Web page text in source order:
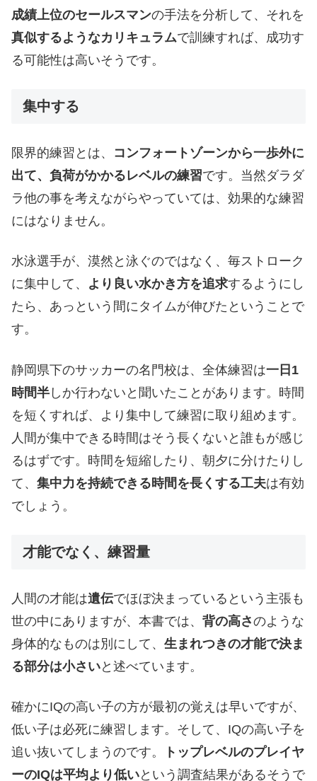
成績上位のセールスマンの手法を分析して、それを
真似するようなカリキュラムで訓練すれば、成功す
る可能性は高いそうです。
集中する
限界的練習とは、 コンフォートゾーンから一歩外に
出て、負荷がかかるレベルの練習です。当然ダラダ
ラ他の事を考えながらやっていては、効果的な練習
にはなりません。
水泳選手が、漠然と泳ぐのではなく、毎ストローク
に集中して、 より良い水かき方を追求するようにし
たら、あっという間にタイムが伸びたということで
す。
静岡県下のサッカーの名門校は、全体練習は一日1
時間半 しか行わないと聞いたことがあります。時間
を短くすれば、より集中して練習に取り組めます。
人間が集中できる時間はそう長くないと誰もが感じ
るはずです。時間を短縮したり、朝夕に分けたりし
て、 集中力を持続できる時間を長くする工夫は有効
でしょう。
才能でなく、練習量
人間の才能は遺伝でほぼ決まっているという主張も
世の中にありますが、本書では、 背の高さのような
身体的なものは別にして、 生まれつきの才能で決ま
る部分は小さいと述べています。
確かにIQの高い子の方が最初の覚えは早いですが、
低い子は必死に練習します。そして、IQの高い子を
追い抜いてしまうのです。
トップレベルのプレイヤ
ーのIQは平均より低いという調査結果があるそうで